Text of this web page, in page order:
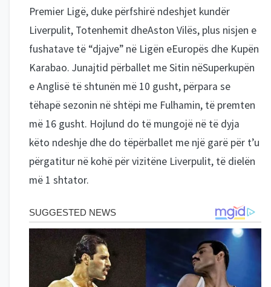
Premier Ligë, duke përfshirë ndeshjet kundër
Liverpulit, Totenhemit dheAston Vilës, plus nisjen e
fushatave të “djajve” në Ligën eEuropës dhe Kupën
Karabao. Junajtid përballet me Sitin nëSuperkupën
e Anglisë të shtunën më 10 gusht, përpara se
tëhapë sezonin në shtëpi me Fulhamin, të premten
më 16 gusht. Hojlund do të mungojë në të dyja
këto ndeshje dhe do tëpërballet me një garë për t’u
përgatitur në kohë për vizitëne Liverpulit, të dielën
më 1 shtator.